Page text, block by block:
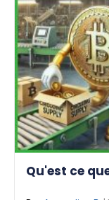
Qu'est ce